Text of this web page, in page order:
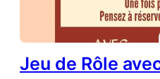
Jeu de Rôle avec